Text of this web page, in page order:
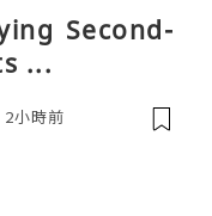
Second-
...
2小時前